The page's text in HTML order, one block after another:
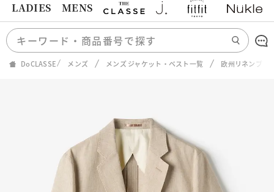
LADIES MENS
DoCLASSE メンズ メンズ ジャケット・ベスト一覧 欧州リネンブレ